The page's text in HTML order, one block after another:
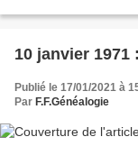
Publié le 17/01/2021 à
Par F.F.Généalogie